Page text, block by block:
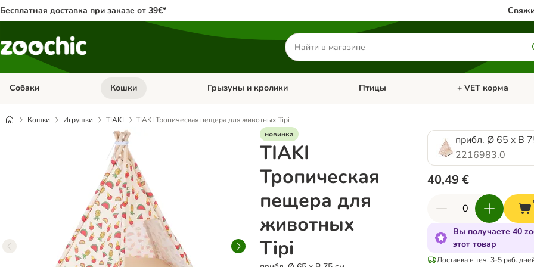
Бесплатная доставка при заказе от 39€*
Поиск
товаров
Собаки Откройте меню категории: Собаки
Кошки Откройте меню категории: Кошки
Грызуны и кролики Откройте меню категории: Грызуны и кролики
Птицы Откройте меню
+ VET корма
Кошки Игрушки TIAKI
TIAKI Тропическая пещера для животных Tipi
новинка
TIAKI
Тропическая
пещера для
животных
Tipi
прибл. Ø 65 x В
2216983.0
40,49 €
Вы получаете 40
этот товар
Доставка в теч. 3-5 раб.